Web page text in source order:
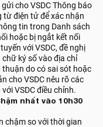
cho VSDC Thông báo
điện tử để xác nhận
tin trong Danh sách
hoặc bị ngắt kết nối
với VSDC, đề nghị
ký số vào địa chỉ
thuận do có sai sót hoặc
cho VSDC nêu rõ các
VSDC điều chỉnh.
nhất vào 10h30
chậm so với thời gian